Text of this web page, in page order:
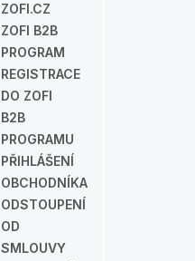
ZOFI.CZ
ZOFI B2B
PROGRAM
REGISTRACE
DO ZOFI
B2B
PROGRAMU
PŘIHLÁŠENÍ
OBCHODNÍKA
ODSTOUPENÍ
OD
SMLOUVY